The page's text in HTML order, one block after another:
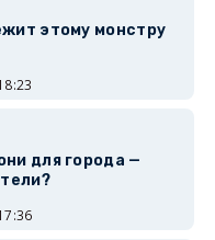
этому монстру
для города —